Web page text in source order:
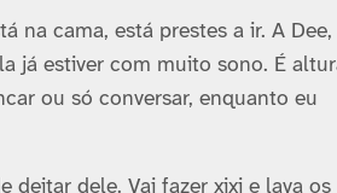
na cama, está prestes a ir. A
já estiver com muito sono. É
ou só conversar, enquanto eu
deitar dele. Vai fazer xixi e lava os